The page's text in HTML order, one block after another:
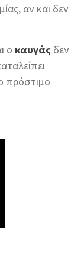
αν και δεν
ο καυγάς δεν
πρόστιμο